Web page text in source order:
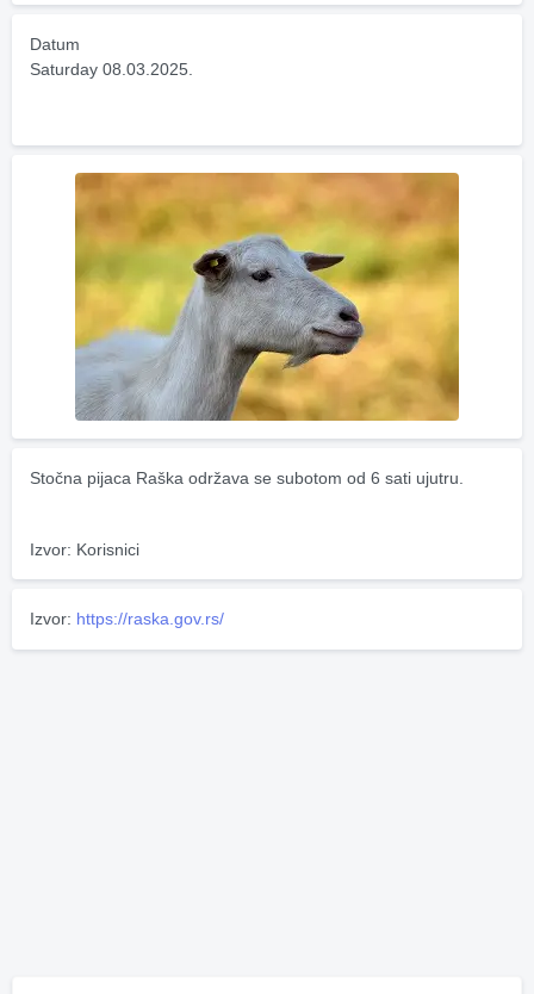
Datum
Saturday 08.03.2025.
Stočna pijaca Raška održava se subotom od 6 sati ujutru.
Izvor: Korisnici
Izvor: https://raska.gov.rs/